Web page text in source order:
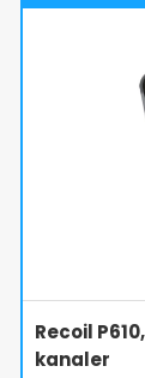
Recoil
kanaler